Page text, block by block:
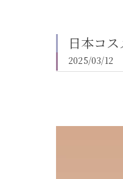
日本コ
2025/03/12